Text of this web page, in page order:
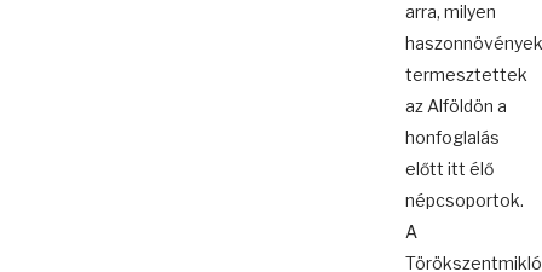
arra, milyen
termesztettek
az Alföldön a
honfoglalás
előtt itt élő
népcsoportok.
A